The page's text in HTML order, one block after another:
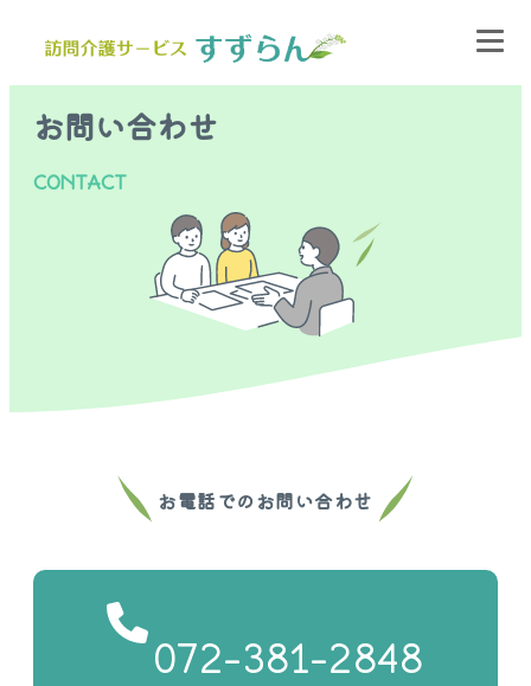
お問い合わせ
CONTACT
お電話でのお問い合わせ
072-381-2848